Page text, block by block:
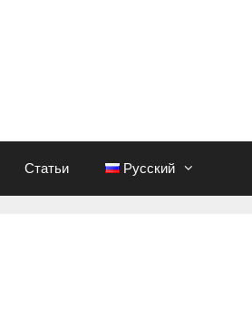
Статьи Русский